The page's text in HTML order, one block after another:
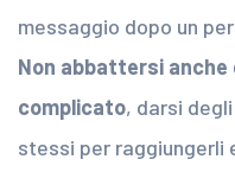
messaggio dopo un
Non abbattersi
complicato, darsi
stessi per raggiungerli